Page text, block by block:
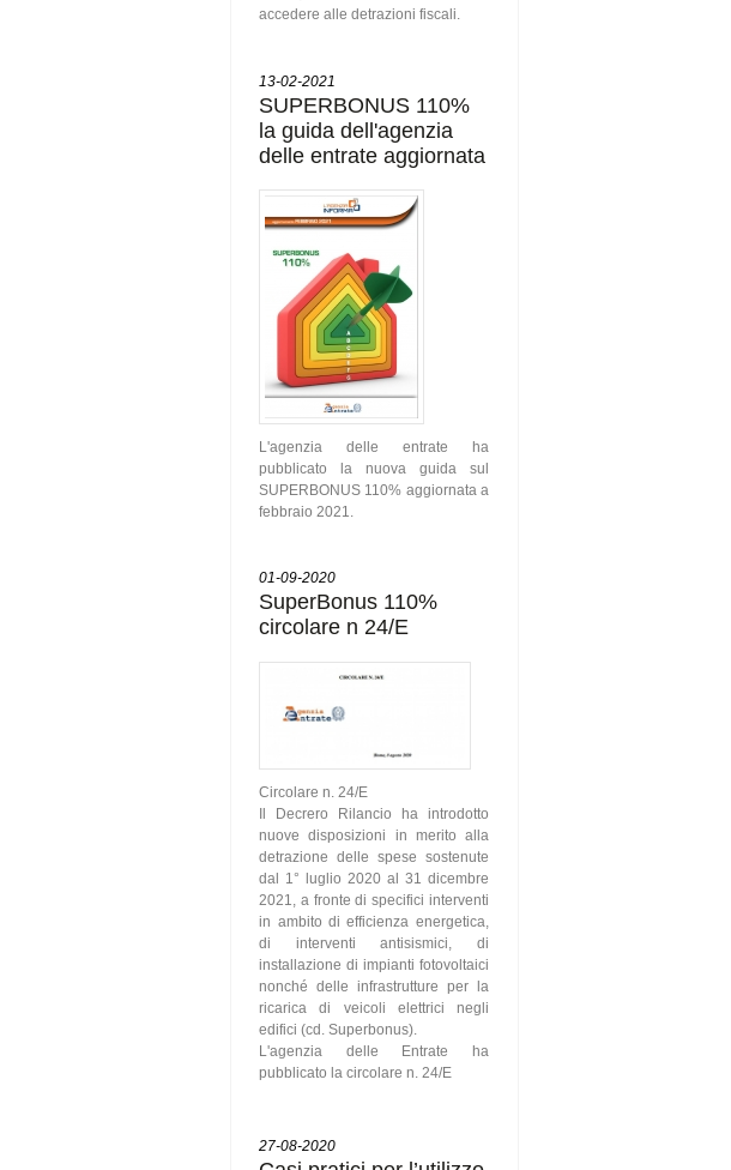
accedere alle detrazioni fiscali.
13-02-2021
SUPERBONUS 110%
la guida dell'agenzia
delle entrate aggiornata
L'agenzia delle entrate ha
pubblicato la nuova guida sul
SUPERBONUS 110% aggiornata a
febbraio 2021.
01-09-2020
SuperBonus 110%
circolare n 24/E
Circolare n. 24/E
Il Decrero Rilancio ha introdotto
nuove disposizioni in merito alla
detrazione delle spese sostenute
dal 1° luglio 2020 al 31 dicembre
2021, a fronte di specifici interventi
in ambito di efficienza energetica,
di interventi antisismici, di
installazione di impianti fotovoltaici
nonché delle infrastrutture per la
ricarica di veicoli elettrici negli
edifici (cd. Superbonus).
L'agenzia delle Entrate ha
pubblicato la circolare n. 24/E
27-08-2020